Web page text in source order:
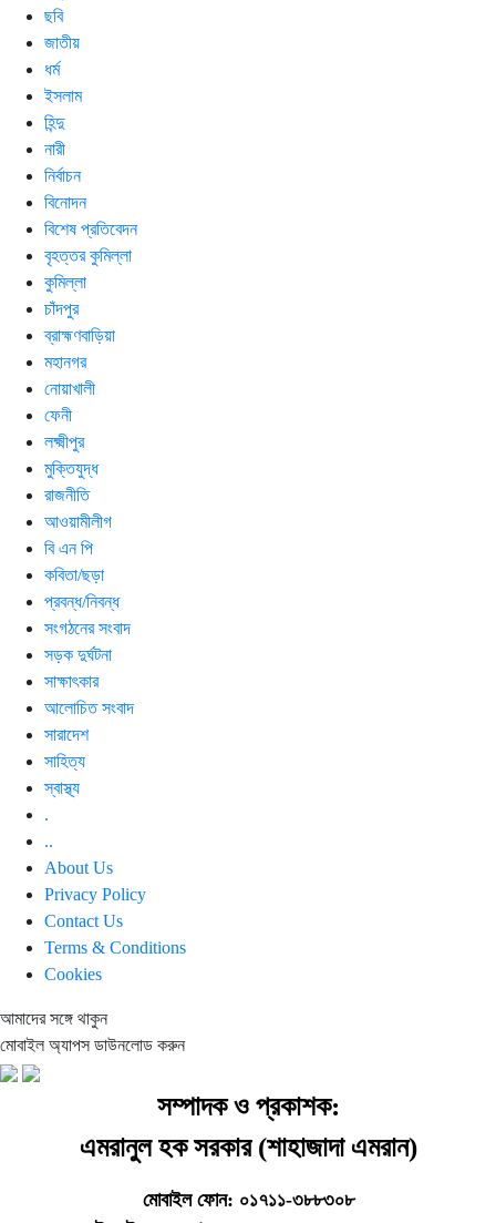
ছবি
জাতীয়
ধর্ম
ইসলাম
হিন্দু
নারী
নির্বাচন
বিনোদন
বিশেষ প্রতিবেদন
বৃহত্তর কুমিল্লা
কুমিল্লা
চাঁদপুর
ব্রাহ্মণবাড়িয়া
মহানগর
নোয়াখালী
ফেনী
লক্ষ্মীপুর
মুক্তিযুদ্ধ
রাজনীতি
আওয়ামীলীগ
বি এন পি
কবিতা/ছড়া
প্রবন্ধ/নিবন্ধ
সংগঠনের সংবাদ
সড়ক দুর্ঘটনা
সাক্ষাৎকার
আলোচিত সংবাদ
সারাদেশ
সাহিত্য
স্বাস্থ্য
.
..
About Us
Privacy Policy
Contact Us
Terms & Conditions
Cookies
আমাদের সঙ্গে থাকুন
মোবাইল অ্যাপস ডাউনলোড করুন
সম্পাদক ও প্রকাশক:
এমরানুল হক সরকার (শাহাজাদা এমরান)
মোবাইল ফোন: ০১৭১১-৩৮৮৩০৮